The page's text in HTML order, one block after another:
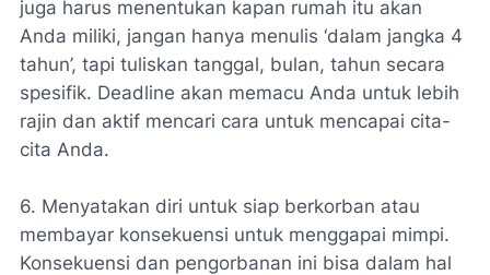
juga harus menentukan kapan rumah itu akan
Anda miliki, jangan hanya menulis ‘dalam jangka 4
tahun’, tapi tuliskan tanggal, bulan, tahun secara
spesifik. Deadline akan memacu Anda untuk lebih
rajin dan aktif mencari cara untuk mencapai cita-
cita Anda.
6. Menyatakan diri untuk siap berkorban atau
membayar konsekuensi untuk menggapai mimpi.
Konsekuensi dan pengorbanan ini bisa dalam hal